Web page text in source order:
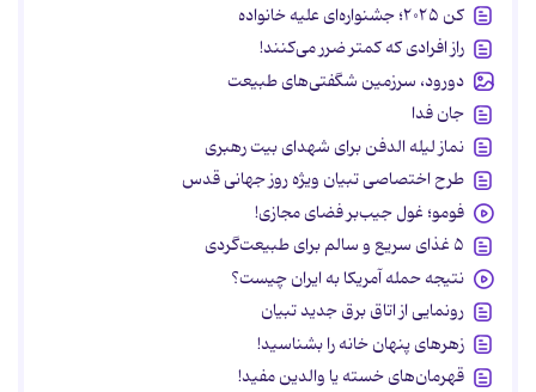
کن ۲۰۲۵؛ جشنواره‌ای علیه خانواده
راز افرادی که کمتر ضرر می‌کنند!
دورود، سرزمین شگفتی‌های طبیعت
جان فدا
نماز لیله الدفن برای شهدای بیت رهبری
طرح اختصاصی تبیان ویژه روز جهانی قدس
فومو؛ غول جیب‌بر فضای مجازی!
۵ غذای سریع و سالم برای طبیعت‌گردی
نتیجه حمله آمریکا به ایران چیست؟
رونمایی از اتاق برق جدید تبیان
زهرهای پنهان خانه را بشناسید!
قهرمان‌های خسته یا والدین مفید!